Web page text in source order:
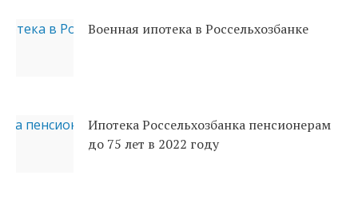
Военная ипотека в Россельхозбанке
Ипотека Россельхозбанка пенсионерам
до 75 лет в 2022 году